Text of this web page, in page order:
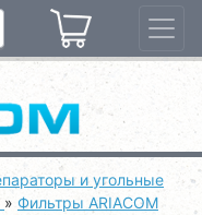
и угольные
» Фильтры ARIACOM